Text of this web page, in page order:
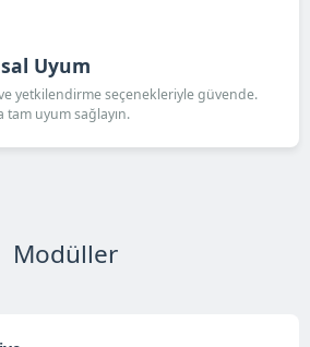
Uyum
yetkilendirme seçenekleriyle güvende.
tam uyum sağlayın.
Modüller